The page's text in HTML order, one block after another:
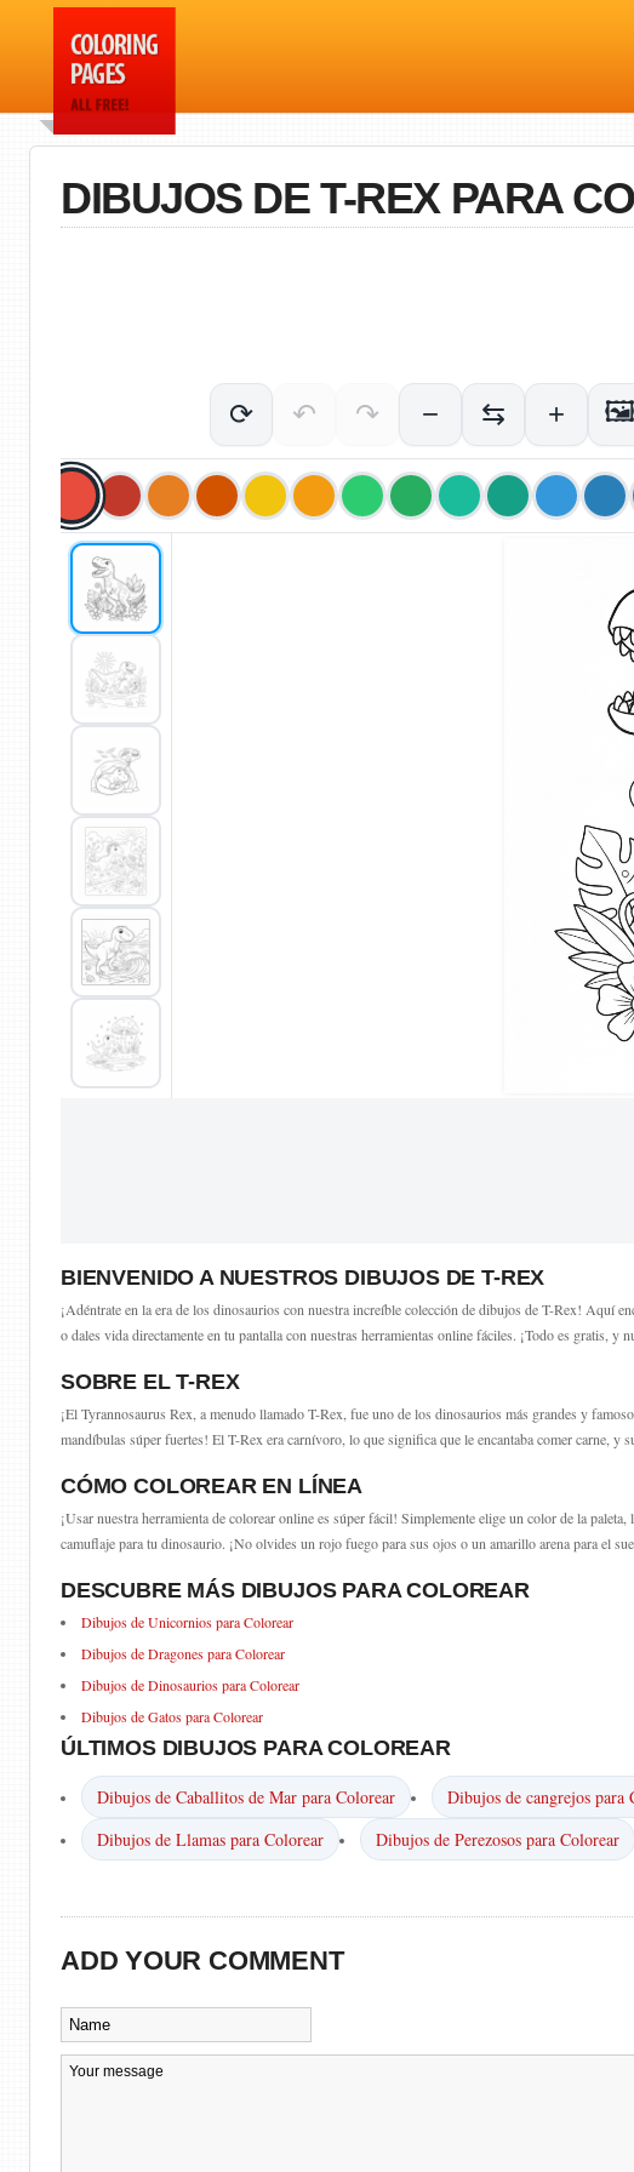
DIBUJOS DE T-REX PARA
BIENVENIDO A NUESTROS DIBUJOS DE T-REX
¡Adéntrate en la era de los dinosaurios con nuestra increíble colección de dibujos de T-Rex! Aquí
o dales vida directamente en tu pantalla con nuestras herramientas online fáciles. ¡Todo es gratis, y
SOBRE EL T-REX
¡El Tyrannosaurus Rex, a menudo llamado T-Rex, fue uno de los dinosaurios más grandes y
mandíbulas súper fuertes! El T-Rex era carnívoro, lo que significa que le encantaba comer carne, y
CÓMO COLOREAR EN LÍNEA
¡Usar nuestra herramienta de colorear online es súper fácil! Simplemente elige un color de la
camuflaje para tu dinosaurio. ¡No olvides un rojo fuego para sus ojos o un amarillo arena para el
DESCUBRE MÁS DIBUJOS PARA COLOREAR
Dibujos de Unicornios para Colorear
Dibujos de Dragones para Colorear
Dibujos de Dinosaurios para Colorear
Dibujos de Gatos para Colorear
ÚLTIMOS DIBUJOS PARA COLOREAR
Dibujos de Caballitos de Mar para Colorear Dibujos de cangrejos para
Dibujos de Llamas para Colorear
Dibujos de Perezosos para Colorear
ADD YOUR COMMENT